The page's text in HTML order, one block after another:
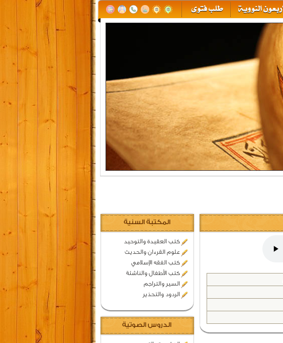
المكتبة السنية
كتب العقيدة والتوحيد
علوم القرءان والحديث
كتب الفقه الإسلامي
كتب الأطفال والناشئة
السير والتراجم
الردود والتحذير
الدروس الصوتية